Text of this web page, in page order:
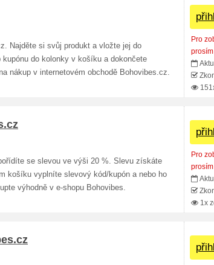
Najděte si svůj produkt a vložte jej do
do kolonky v košíku a dokončete
nákup v internetovém obchodě Bohovibes.cz.
Pro
se slevou ve výši 20 %. Slevu získáte
košíku vyplníte slevový kód/kupón a nebo ho
výhodně v e-shopu Bohovibes.
Pro
1x